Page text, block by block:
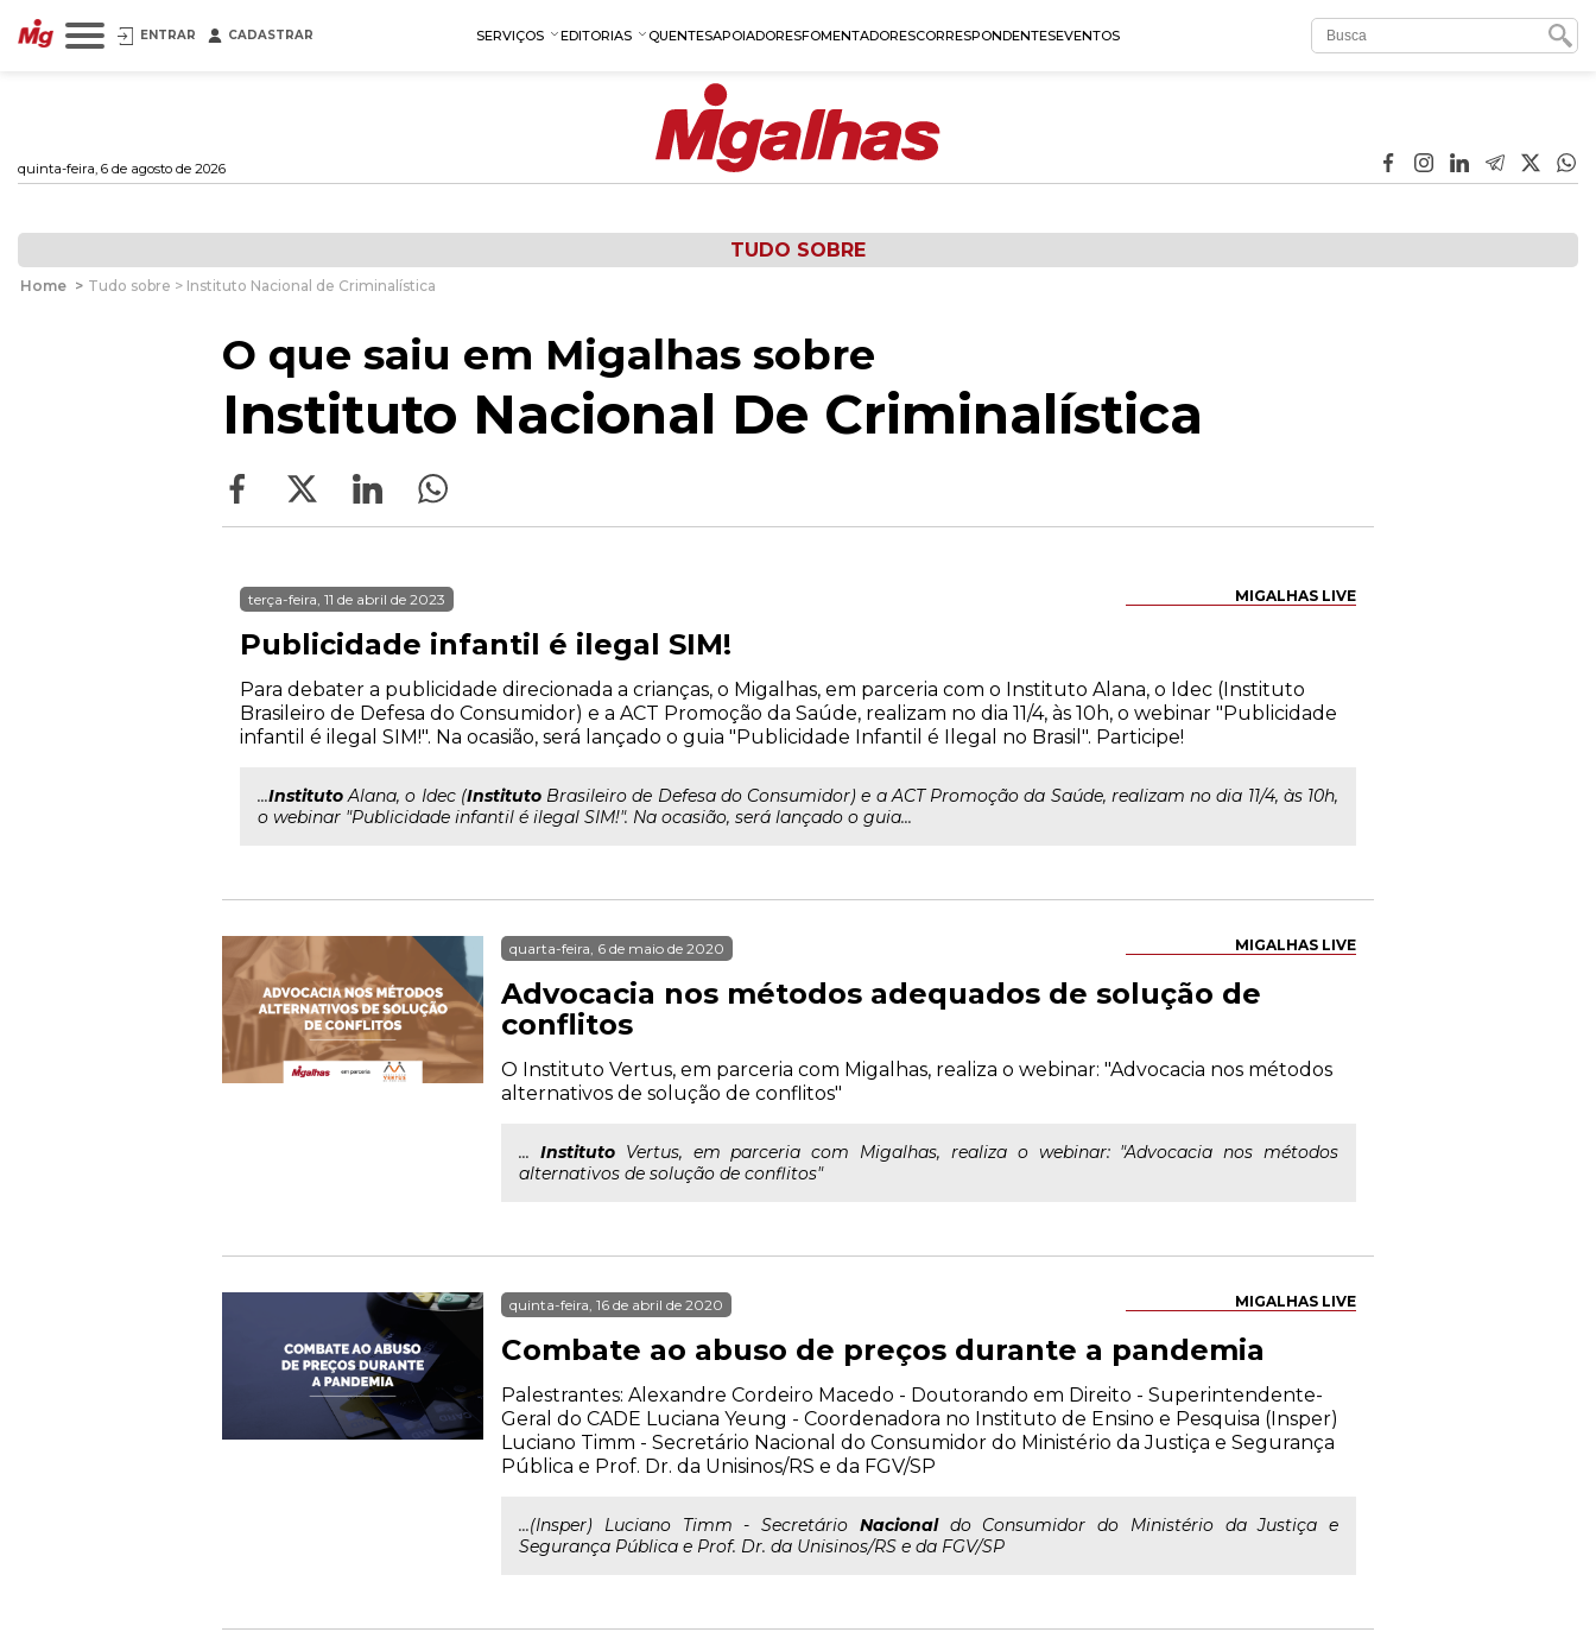
ENTRAR CADASTRAR SERVIÇOS EDITORIAS QUENTESAPOIADORESFOMENTADORESCORRESPONDENTESEVENTOS
quinta-feira, 6 de agosto de 2026
TUDO SOBRE
Home > Tudo sobre > Instituto Nacional de Criminalística
O que saiu em Migalhas sobre
Instituto Nacional De Criminalística
MIGALHAS LIVE
terça-feira, 11 de abril de 2023
Publicidade infantil é ilegal SIM!
Para debater a publicidade direcionada a crianças, o Migalhas, em parceria com o Instituto Alana, o Idec (Instituto
Brasileiro de Defesa do Consumidor) e a ACT Promoção da Saúde, realizam no dia 11/4, às 10h, o webinar "Publicidade
infantil é ilegal SIM!". Na ocasião, será lançado o guia "Publicidade Infantil é Ilegal no Brasil". Participe!
...InstitutoAlana, o Idec (InstitutoBrasileiro de Defesa do Consumidor) e a ACT Promoção da Saúde, realizam no dia 11/4, às 10h,
o webinar "Publicidade infantil é ilegal SIM!". Na ocasião, será lançado o guia...
MIGALHAS LIVE
quarta-feira, 6 de maio de 2020
Advocacia nos métodos adequados de solução de
conflitos
O Instituto Vertus, em parceria com Migalhas, realiza o webinar: "Advocacia nos métodos
alternativos de solução de conflitos"
... InstitutoVertus, em parceria com Migalhas, realiza o webinar: "Advocacia nos métodos
alternativos de solução de conflitos"
MIGALHAS LIVE
quinta-feira, 16 de abril de 2020
Combate ao abuso de preços durante a pandemia
Palestrantes: Alexandre Cordeiro Macedo - Doutorando em Direito - Superintendente-
Geral do CADE Luciana Yeung - Coordenadora no Instituto de Ensino e Pesquisa (Insper)
Luciano Timm - Secretário Nacional do Consumidor do Ministério da Justiça e Segurança
Pública e Prof. Dr. da Unisinos/RS e da FGV/SP
...(Insper) Luciano Timm - Secretário Nacionaldo Consumidor do Ministério da Justiça e
Segurança Pública e Prof. Dr. da Unisinos/RS e da FGV/SP